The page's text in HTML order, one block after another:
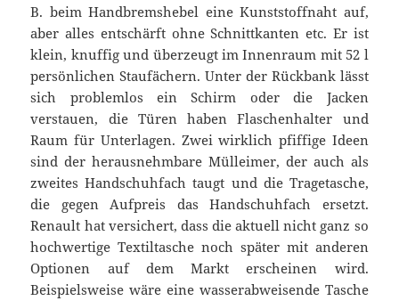
B. beim Handbremshebel eine Kunststoffnaht auf,
aber alles entschärft ohne Schnittkanten etc. Er ist
klein, knuffig und überzeugt im Innenraum mit 52 l
persönlichen Staufächern. Unter der Rückbank lässt
sich problemlos ein Schirm oder die Jacken
verstauen, die Türen haben Flaschenhalter und
Raum für Unterlagen. Zwei wirklich pfiffige Ideen
sind der herausnehmbare Mülleimer, der auch als
zweites Handschuhfach taugt und die Tragetasche,
die gegen Aufpreis das Handschuhfach ersetzt.
Renault hat versichert, dass die aktuell nicht ganz so
hochwertige Textiltasche noch später mit anderen
Optionen auf dem Markt erscheinen wird.
Beispielsweise wäre eine wasserabweisende Tasche